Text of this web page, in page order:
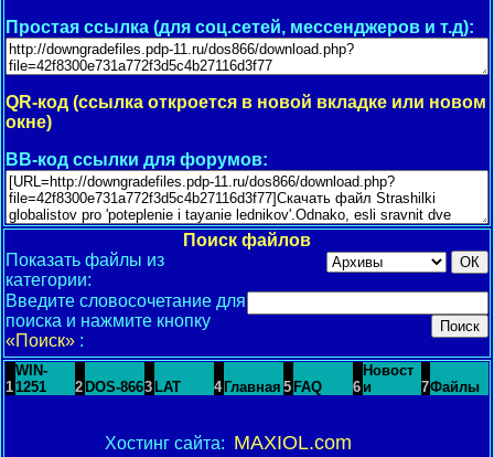
Простая ссылка (для соц.сетей, мессенджеров и т.д):
QR-код (ссылка откроется в новой вкладке или новом
окне)
BB-код ссылки для форумов:
Поиск файлов
Показать файлы из
категории:
Введите словосочетание для
поиска и нажмите кнопку
«Поиск» :
1
WIN-
1251
2 DOS-8663 LAT 4 Главная 5 FAQ 6
Новост
и
7Файлы
Хостинг сайта: MAXIOL.com